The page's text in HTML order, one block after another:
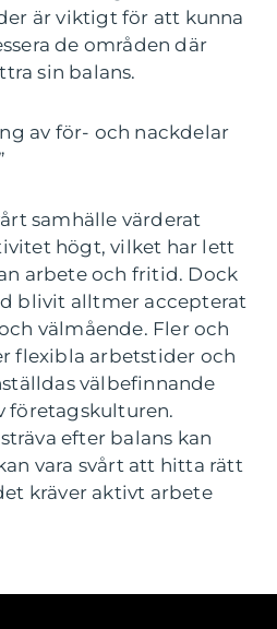
är viktigt för att kunna
de områden där
sin balans.
av för- och nackdelar
samhälle värderat
högt, vilket har lett
arbete och fritid. Dock
blivit alltmer accepterat
välmående. Fler och
flexibla arbetstider och
välbefinnande
företagskulturen.
efter balans kan
vara svårt att hitta rätt
kräver aktivt arbete